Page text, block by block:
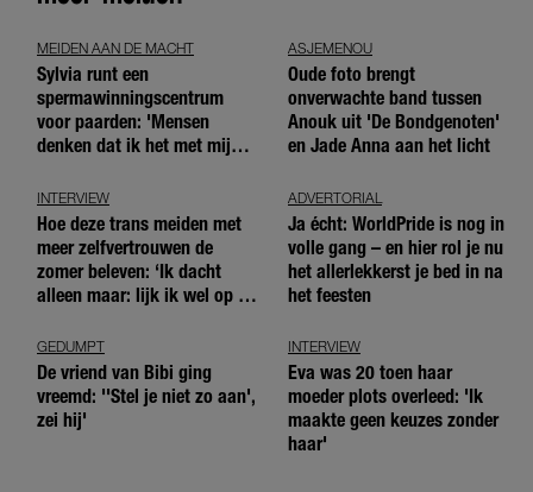
MEIDEN AAN DE MACHT
Sylvia runt een
spermawinningscentrum
voor paarden: 'Mensen
denken dat ik het met mijn
ASJEMENOU
Oude foto brengt
onverwachte band tussen
Anouk uit 'De Bondgenoten'
en Jade Anna aan het licht
INTERVIEW
Hoe deze trans meiden met
meer zelfvertrouwen de
zomer beleven: ‘Ik dacht
alleen maar: lijk ik wel op de
ADVERTORIAL
Ja écht: WorldPride is nog in
volle gang – en hier rol je nu
het allerlekkerst je bed in na
het feesten
GEDUMPT
De vriend van Bibi ging
vreemd: ''Stel je niet zo aan',
zei hij'
INTERVIEW
Eva was 20 toen haar
moeder plots overleed: 'Ik
maakte geen keuzes zonder
haar'